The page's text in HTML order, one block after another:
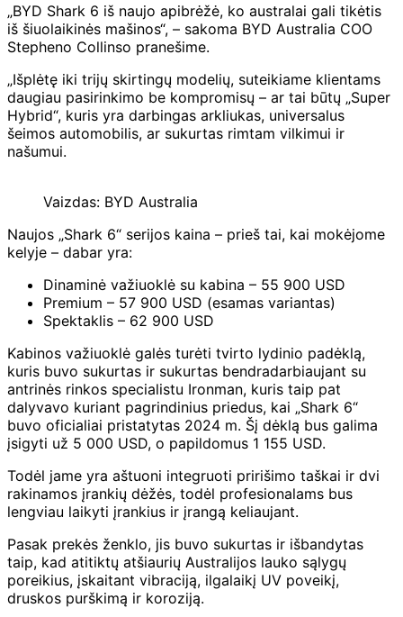
„BYD Shark 6 iš naujo apibrėžė, ko australai gali tikėtis
iš šiuolaikinės mašinos“, – sakoma BYD Australia COO
Stepheno Collinso pranešime.
„Išplėtę iki trijų skirtingų modelių, suteikiame klientams
daugiau pasirinkimo be kompromisų – ar tai būtų „Super
Hybrid“, kuris yra darbingas arkliukas, universalus
šeimos automobilis, ar sukurtas rimtam vilkimui ir
našumui.
Vaizdas: BYD Australia
Naujos „Shark 6“ serijos kaina – prieš tai, kai mokėjome
kelyje – dabar yra:
Dinaminė važiuoklė su kabina – 55 900 USD
Premium – 57 900 USD (esamas variantas)
Spektaklis – 62 900 USD
Kabinos važiuoklė galės turėti tvirto lydinio padėklą,
kuris buvo sukurtas ir sukurtas bendradarbiaujant su
antrinės rinkos specialistu Ironman, kuris taip pat
dalyvavo kuriant pagrindinius priedus, kai „Shark 6“
buvo oficialiai pristatytas 2024 m. Šį dėklą bus galima
įsigyti už 5 000 USD, o papildomus 1 155 USD.
Todėl jame yra aštuoni integruoti pririšimo taškai ir dvi
rakinamos įrankių dėžės, todėl profesionalams bus
lengviau laikyti įrankius ir įrangą keliaujant.
Pasak prekės ženklo, jis buvo sukurtas ir išbandytas
taip, kad atitiktų atšiaurių Australijos lauko sąlygų
poreikius, įskaitant vibraciją, ilgalaikį UV poveikį,
druskos purškimą ir koroziją.